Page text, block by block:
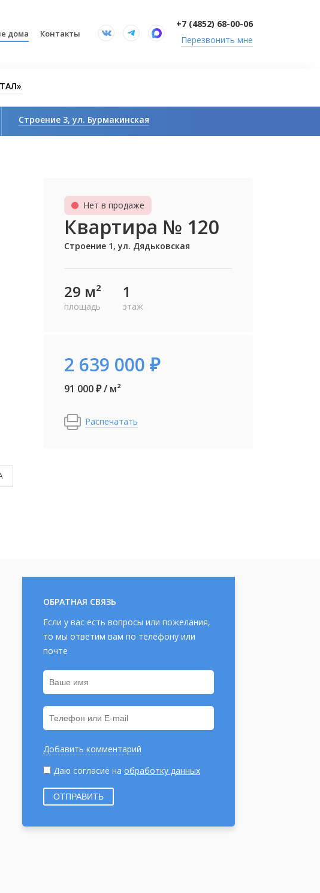
+7 (4852) 68-00-06
Перезвонить мне
дома Контакты
Строение 3, ул. Бурмакинская
Идет строительство. Продажи
Нет в продаже
Квартира № 120
Строение 1, ул. Дядьковская
29 м²
площадь
1
этаж
2 639 000 ₽
91 000 ₽ / м²
Распечатать
ОБРАТНАЯ СВЯЗЬ
Если у вас есть вопросы или пожелания,
то мы ответим вам по телефону или
почте
Добавить комментарий
Даю согласие на обработку данных
ОТПРАВИТЬ